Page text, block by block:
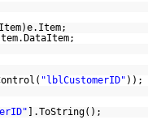
"lblCustomerID" ));
].ToString();